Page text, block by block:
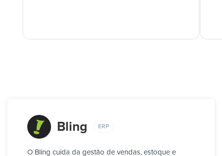
Bling ERP
O Bling cuida da gestão de vendas, estoque e